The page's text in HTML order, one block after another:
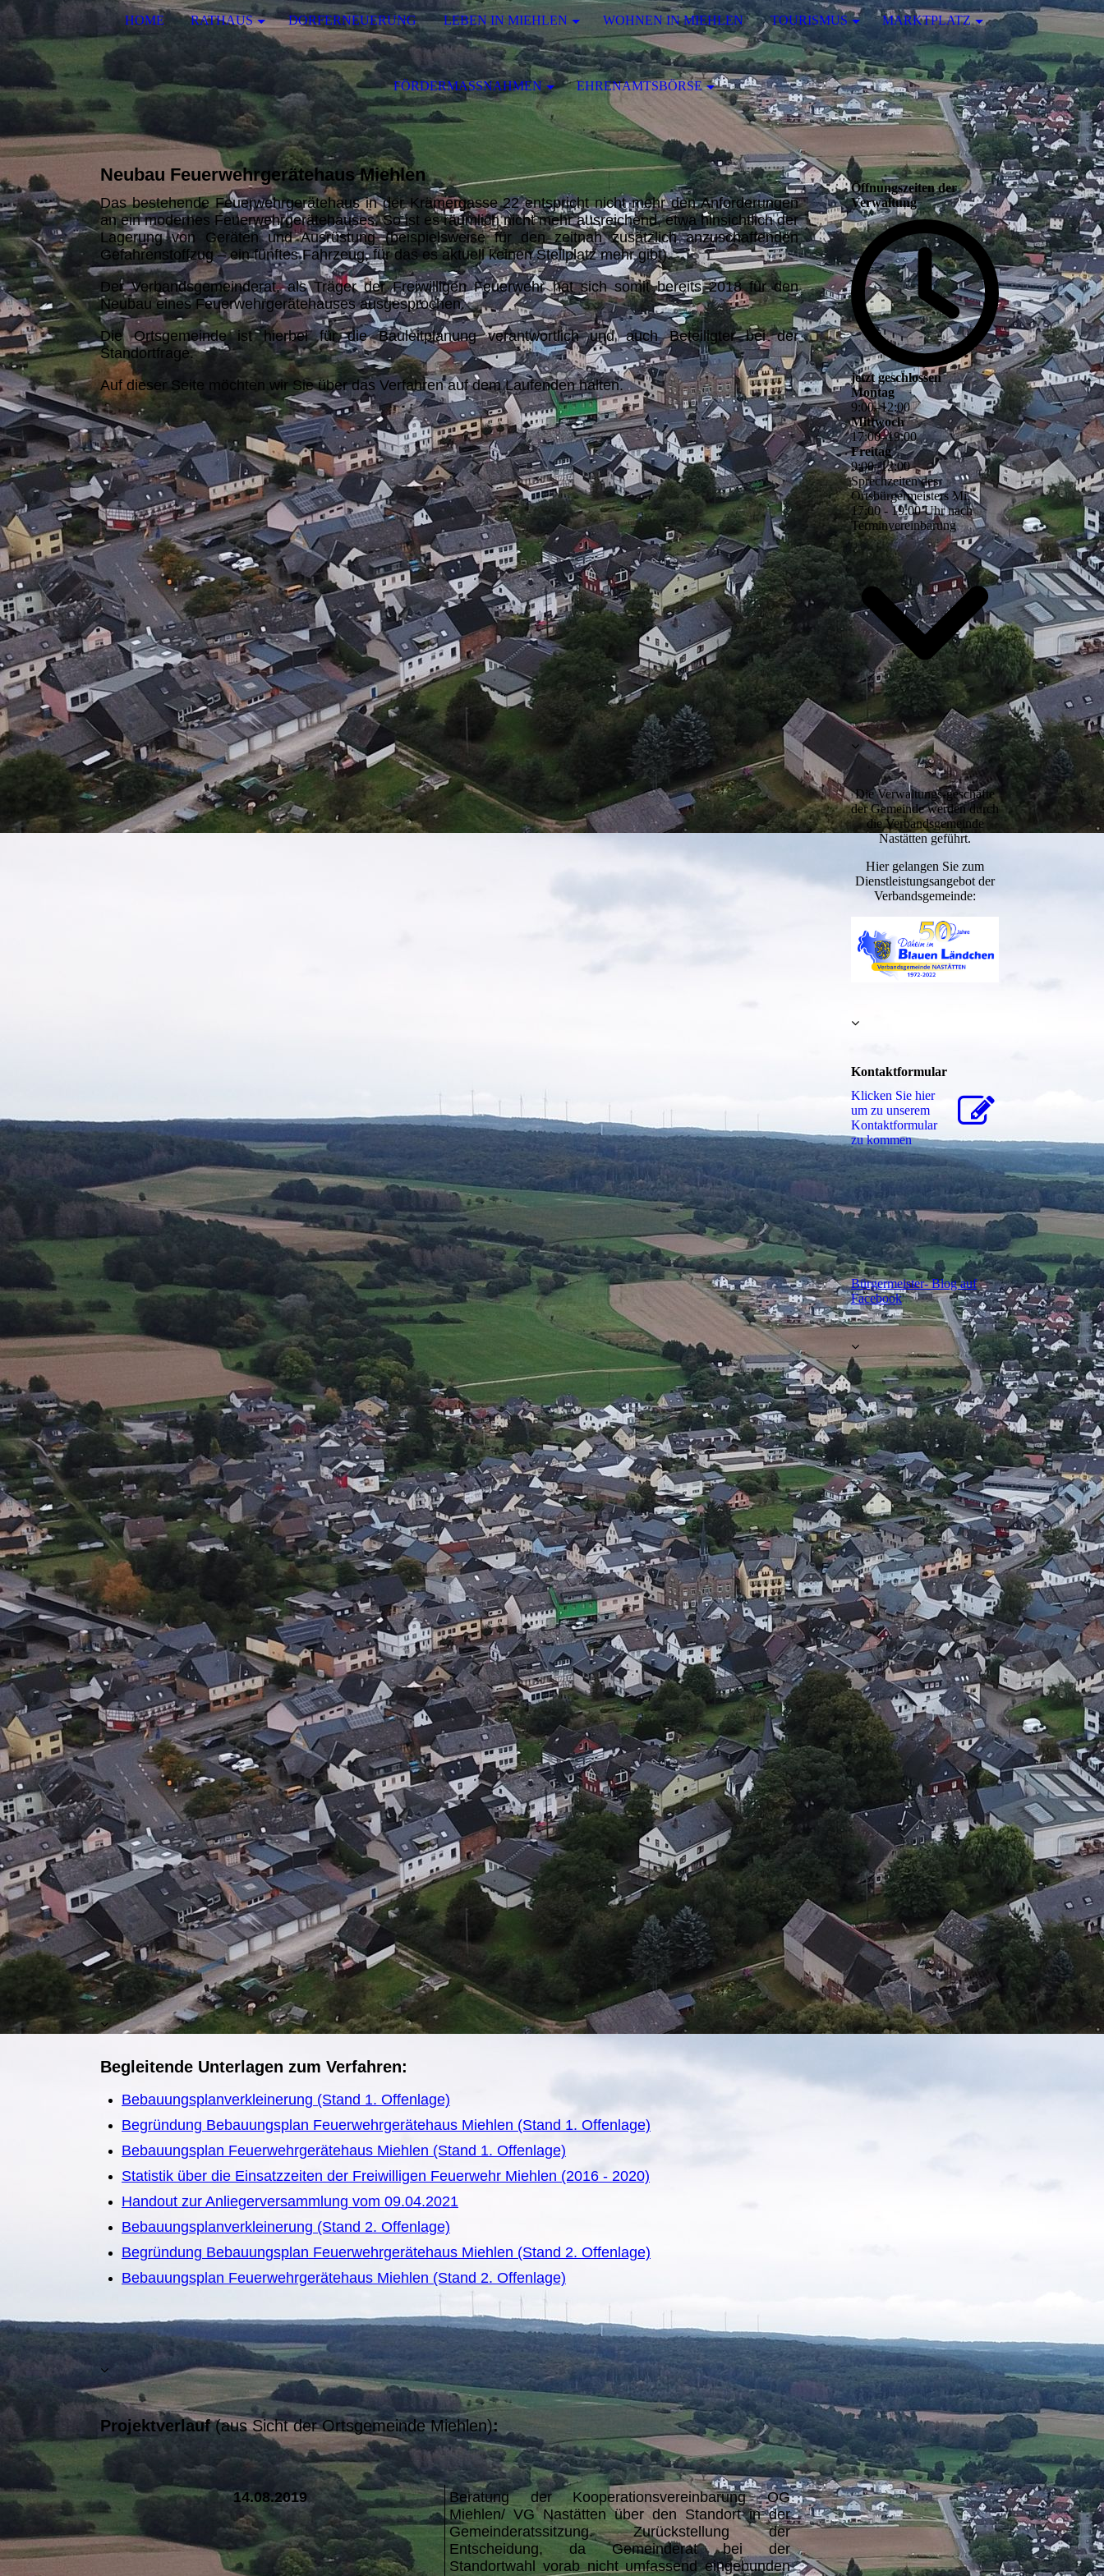
HOME RATHAUS DORFERNEUERUNG LEBEN IN MIEHLEN WOHNEN IN MIEHLEN TOURISMUS MARKTPLATZ
FÖRDERMASSNAHMEN EHRENAMTSBÖRSE
Neubau Feuerwehrgerätehaus Miehlen
Das bestehende Feuerwehrgerätehaus in der Krämergasse 22 entspricht nicht mehr den Anforderungen
an ein modernes Feuerwehrgerätehauses. So ist es räumlich nicht mehr ausreichend, etwa hinsichtlich der
Lagerung von Geräten und Ausrüstung (beispielsweise für den zeitnah zusätzlich anzuschaffenden
Gefahrenstoffzug – ein fünftes Fahrzeug, für das es aktuell keinen Stellplatz mehr gibt).
Der Verbandsgemeinderat, als Träger der Freiwilligen Feuerwehr hat sich somit bereits 2018 für den
Neubau eines Feuerwehrgerätehauses ausgesprochen.
Die Ortsgemeinde ist hierbei für die Bauleitplanung verantwortlich und auch Beteiligter bei der
Standortfrage.
Auf dieser Seite möchten wir Sie über das Verfahren auf dem Laufenden halten.
Begleitende Unterlagen zum Verfahren:
Bebauungsplanverkleinerung (Stand 1. Offenlage)
Begründung Bebauungsplan Feuerwehrgerätehaus Miehlen (Stand 1. Offenlage)
Bebauungsplan Feuerwehrgerätehaus Miehlen (Stand 1. Offenlage)
Statistik über die Einsatzzeiten der Freiwilligen Feuerwehr Miehlen (2016 - 2020)
Handout zur Anliegerversammlung vom 09.04.2021
Bebauungsplanverkleinerung (Stand 2. Offenlage)
Begründung Bebauungsplan Feuerwehrgerätehaus Miehlen (Stand 2. Offenlage)
Bebauungsplan Feuerwehrgerätehaus Miehlen (Stand 2. Offenlage)
Projektverlauf(aus Sicht der Ortsgemeinde Miehlen):
14.08.2019
Beratung der Kooperationsvereinbarung OG
Miehlen/ VG Nastätten über den Standort in der
Gemeinderatssitzung. Zurückstellung der
Entscheidung, da Gemeinderat bei der
Standortwahl vorab nicht umfassend eingebunden
Öffnungszeiten der
Verwaltung
jetzt geschlossen
Montag
9:00–12:00
Mittwoch
17:00–19:00
Freitag
9:00–12:00
Sprechzeiten des
Ortsbürgermeisters Mi.
17:00 - 19:00 Uhr nach
Terminvereinbarung
Die Verwaltungs-geschäfte
der Gemeinde werden durch
die Verbandsgemeinde
Nastätten geführt.
Hier gelangen Sie zum
Dienstleistungsangebot der
Verbandsgemeinde:
Kontaktformular
Klicken Sie hier
um zu unserem
Kon­takt­for­mu­lar
zu kommen
Bürgermeister- Blog auf
Facebook